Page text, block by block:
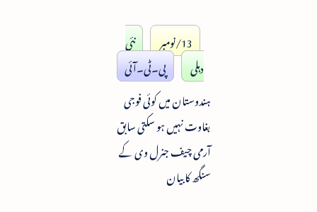
13/نومبر
نئی
دہلی
پی۔ٹی۔آئی
ہندوستان میں کوئی فوجی
بغاوت نہیں ہو سکتی سابق
آرمی چیف جنرل وی کے
سنگھ کا بیان